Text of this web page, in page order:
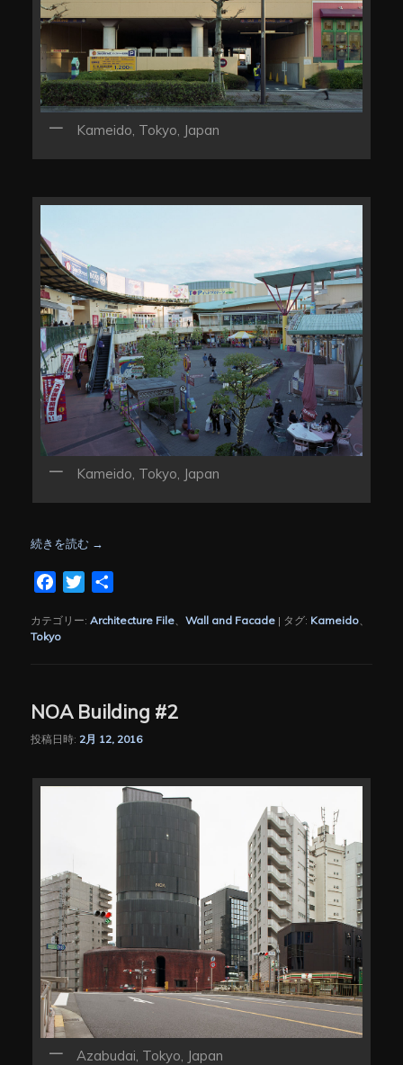
Kameido, Tokyo, Japan
Kameido, Tokyo, Japan
続きを読む →
FacebookTwitter
カテゴリー: Architecture File、Wall and Facade | タグ: Kameido、
Tokyo
NOA Building #2
投稿日時: 2月 12, 2016
Azabudai, Tokyo, Japan